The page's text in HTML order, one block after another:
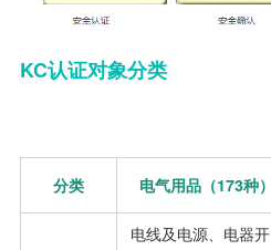
KC认证对象分类
分类 电气用品（173种）
电线及电源、电器开